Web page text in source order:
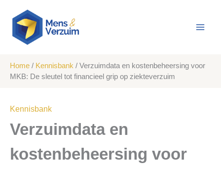
naar
inhoud
Home / Kennisbank / Verzuimdata en kostenbeheersing voor
MKB: De sleutel tot financieel grip op ziekteverzuim
Kennisbank
Verzuimdata en
kostenbeheersing voor